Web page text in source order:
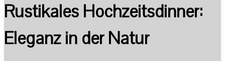
Rustikales Hochzeitsdinner:
Eleganz in der Natur